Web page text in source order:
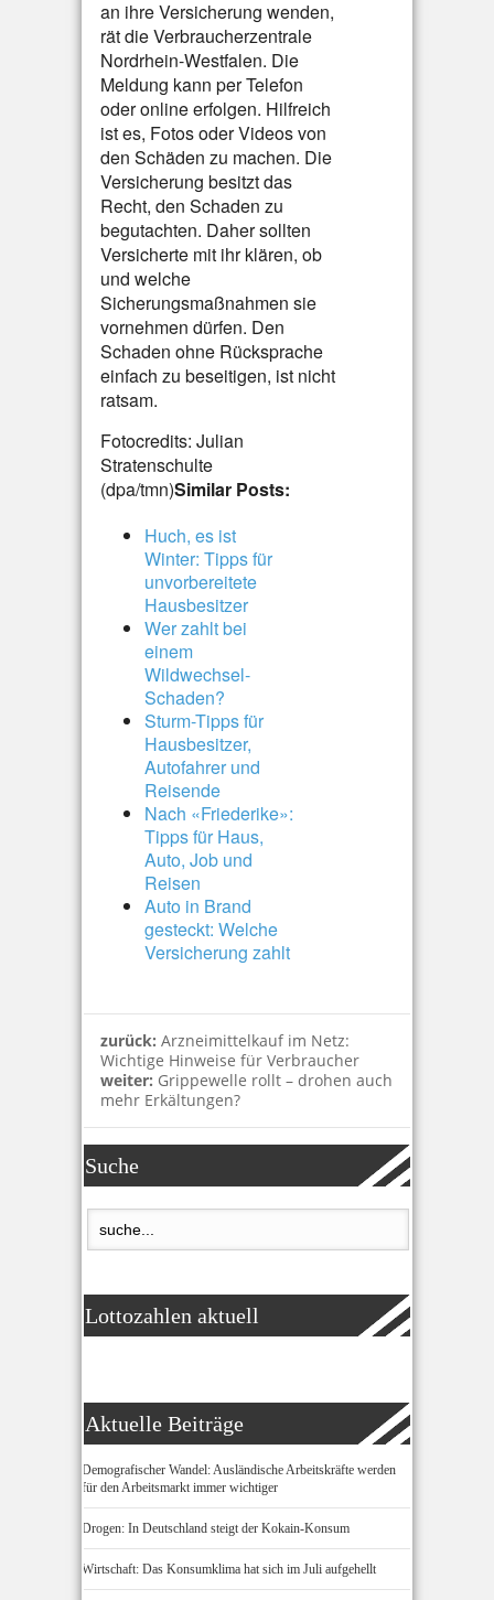
an ihre Versicherung wenden,
rät die Verbraucherzentrale
Nordrhein-Westfalen. Die
Meldung kann per Telefon
oder online erfolgen. Hilfreich
ist es, Fotos oder Videos von
den Schäden zu machen. Die
Versicherung besitzt das
Recht, den Schaden zu
begutachten. Daher sollten
Versicherte mit ihr klären, ob
und welche
Sicherungsmaßnahmen sie
vornehmen dürfen. Den
Schaden ohne Rücksprache
einfach zu beseitigen, ist nicht
ratsam.
Fotocredits: Julian
Stratenschulte
(dpa/tmn)Similar Posts:
Huch, es ist
Winter: Tipps für
unvorbereitete
Hausbesitzer
Wer zahlt bei
einem
Wildwechsel-
Schaden?
Sturm-Tipps für
Hausbesitzer,
Autofahrer und
Reisende
Nach «Friederike»:
Tipps für Haus,
Auto, Job und
Reisen
Auto in Brand
gesteckt: Welche
Versicherung zahlt
zurück: Arzneimittelkauf im Netz:
Wichtige Hinweise für Verbraucher
weiter: Grippewelle rollt – drohen auch
mehr Erkältungen?
Suche
Lottozahlen aktuell
Aktuelle Beiträge
Demografischer Wandel: Ausländische Arbeitskräfte werden
für den Arbeitsmarkt immer wichtiger
Drogen: In Deutschland steigt der Kokain-Konsum
Wirtschaft: Das Konsumklima hat sich im Juli aufgehellt